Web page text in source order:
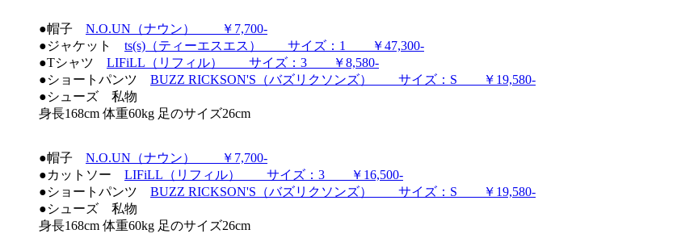
●帽子 N.O.UN（ナウン） ￥7,700-
●ジャケット ts(s)（ティーエスエス） サイズ：1 ￥47,300-
●Tシャツ LIFiLL（リフィル） サイズ：3 ￥8,580-
●ショートパンツ BUZZ RICKSON'S（バズリクソンズ） サイズ：S ￥19,580-
●シューズ 私物
身長168cm 体重60kg 足のサイズ26cm
●帽子 N.O.UN（ナウン） ￥7,700-
●カットソー LIFiLL（リフィル） サイズ：3 ￥16,500-
●ショートパンツ BUZZ RICKSON'S（バズリクソンズ） サイズ：S ￥19,580-
●シューズ 私物
身長168cm 体重60kg 足のサイズ26cm